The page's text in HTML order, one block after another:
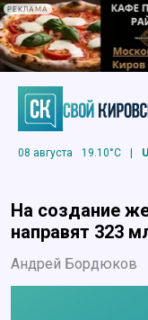
РЕКЛАМА
08 августа 19.10°C |
На создание
направят 323
Андрей Бордюков